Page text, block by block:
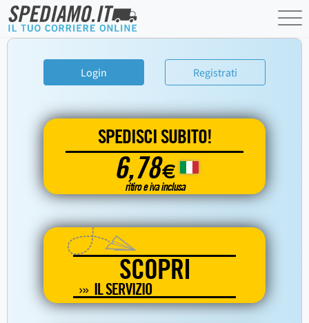
Login Registrati
SPEDISCI SUBITO!
6,78€
ritiro e iva inclusa
SCOPRI
IL SERVIZIO